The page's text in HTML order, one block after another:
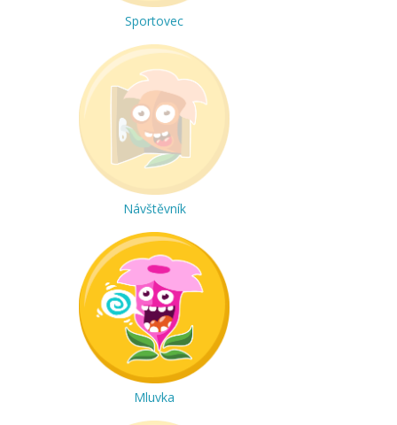
Sportovec
Návštěvník
Mluvka